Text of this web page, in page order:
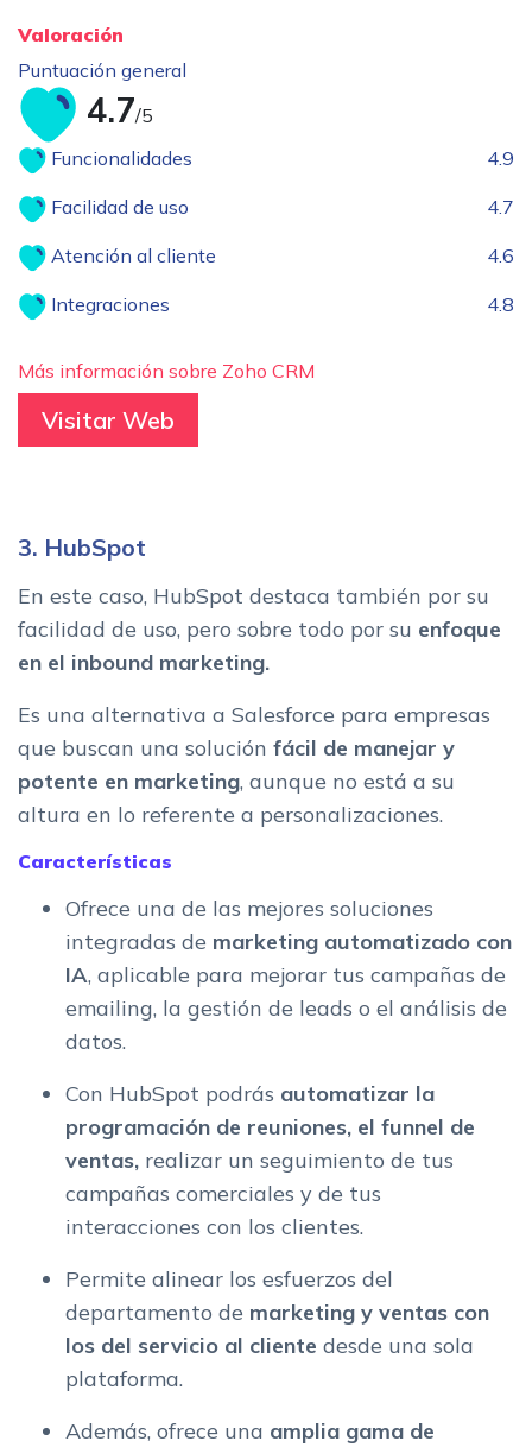
Valoración
Puntuación general
4.7/5
Funcionalidades
4.9
Facilidad de uso 4.7
Atención al cliente 4.6
Integraciones 4.8
Más información sobre Zoho CRM
Visitar Web
3. HubSpot
En este caso, HubSpot destaca también por su
facilidad de uso, pero sobre todo por su enfoque
en el inbound marketing.
Es una alternativa a Salesforce para empresas
que buscan una solución fácil de manejar y
potente en marketing, aunque no está a su
altura en lo referente a personalizaciones.
Características
Ofrece una de las mejores soluciones
integradas de marketing automatizado con
IA, aplicable para mejorar tus campañas de
emailing, la gestión de leads o el análisis de
datos.
Con HubSpot podrás automatizar la
programación de reuniones, el funnel de
ventas, realizar un seguimiento de tus
campañas comerciales y de tus
interacciones con los clientes.
Permite alinear los esfuerzos del
departamento de marketing y ventas con
los del servicio al cliente desde una sola
plataforma.
Además, ofrece una amplia gama de